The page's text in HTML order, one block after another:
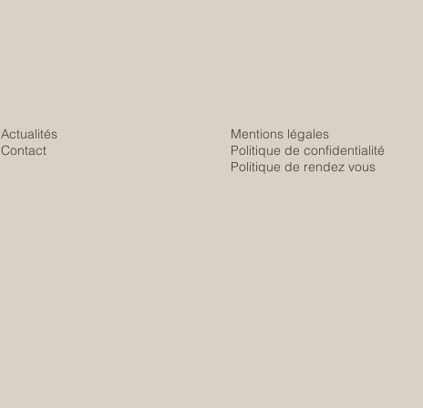
Actualités
Contact
Mentions légales
Politique de confidentialité
Politique de rendez vous